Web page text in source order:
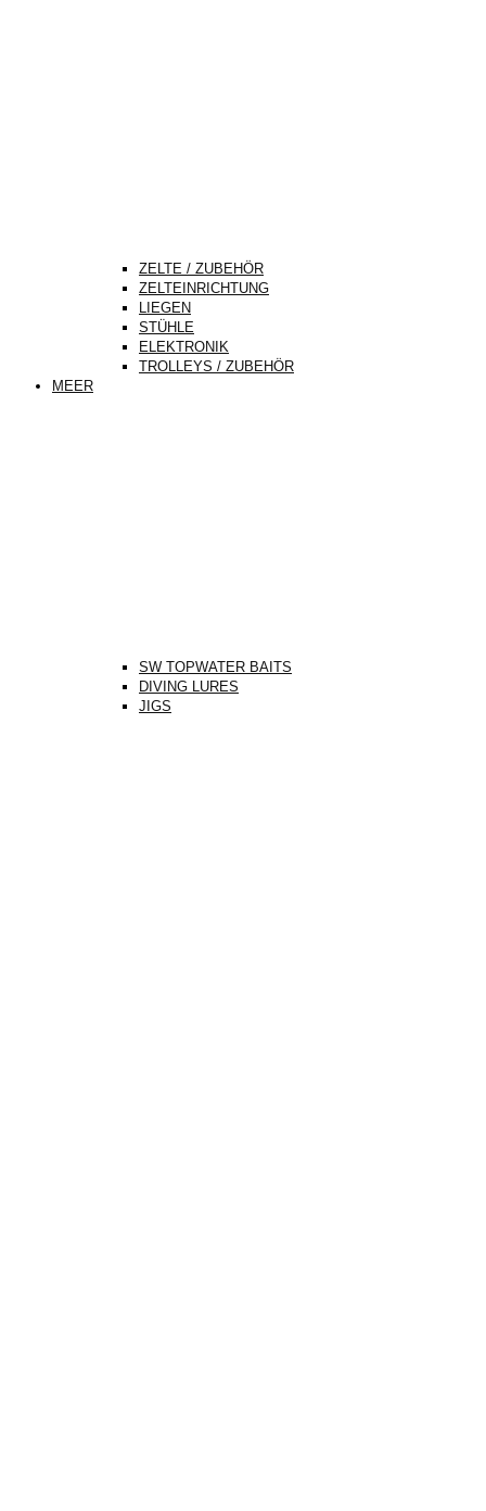
ZELTE / ZUBEHÖR
ZELTEINRICHTUNG
LIEGEN
STÜHLE
ELEKTRONIK
TROLLEYS / ZUBEHÖR
MEER
SW TOPWATER BAITS
DIVING LURES
JIGS